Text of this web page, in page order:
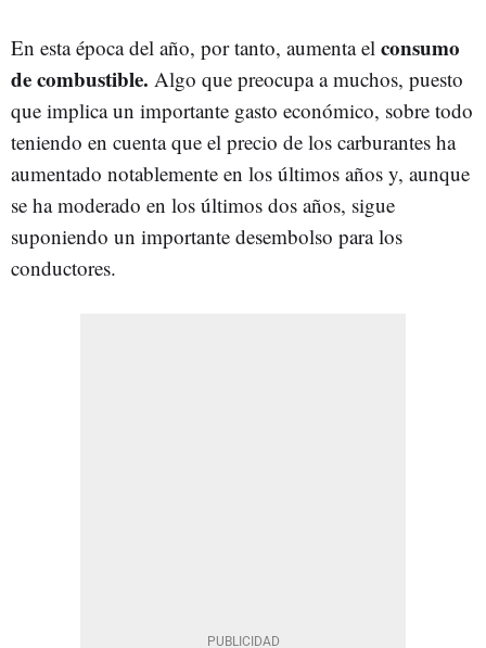
En esta época del año, por tanto, aumenta el consumo
de combustible. Algo que preocupa a muchos, puesto
que implica un importante gasto económico, sobre todo
teniendo en cuenta que el precio de los carburantes ha
aumentado notablemente en los últimos años y, aunque
se ha moderado en los últimos dos años, sigue
suponiendo un importante desembolso para los
conductores.